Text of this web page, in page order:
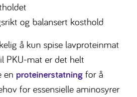
og balansert kosthold
å kun spise lavproteinmat
PKU-mat er det helt
en proteinerstatning for å
for essensielle aminosyrer